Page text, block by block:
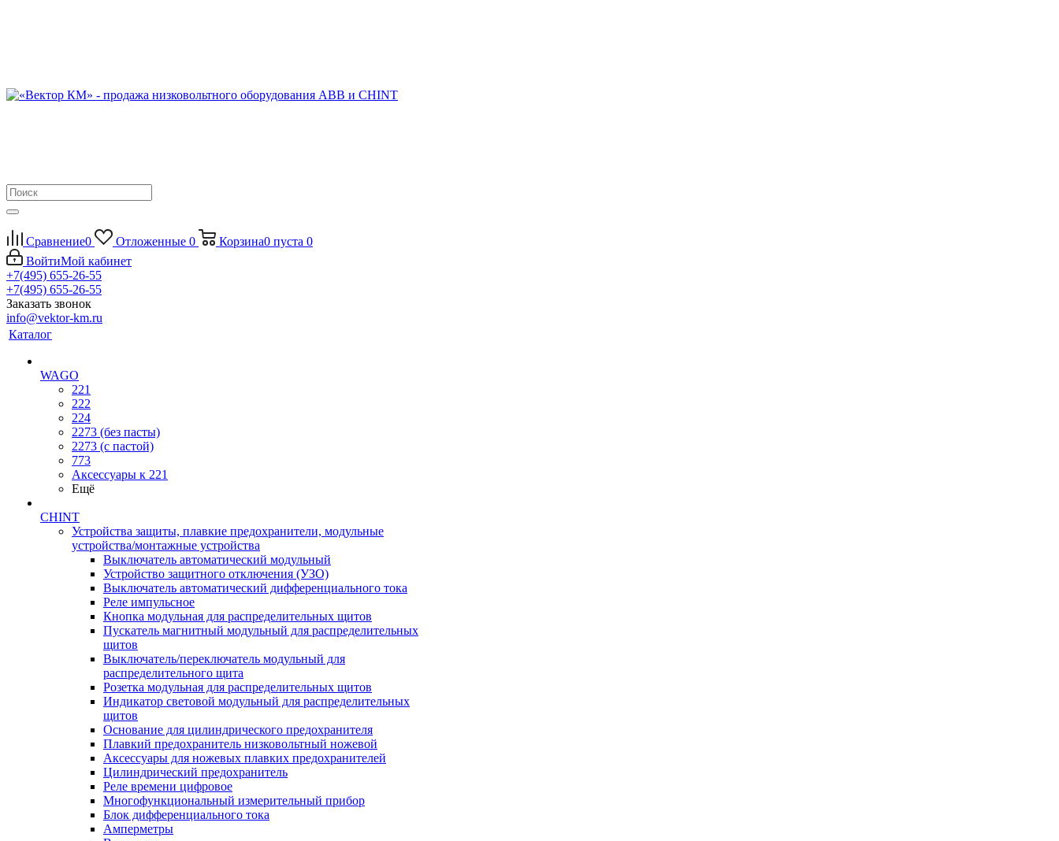
Сравнение0 Отложенные 0 Корзина0 пуста 0
ВойтиМой кабинет
+7(495) 655-26-55
+7(495) 655-26-55
Заказать звонок
info@vektor-km.ru
Каталог
WAGO
221
222
224
2273 (без пасты)
2273 (с пастой)
773
Аксессуары к 221
Ещё
CHINT
Устройства защиты, плавкие предохранители, модульные
устройства/монтажные устройства
Выключатель автоматический модульный
Устройство защитного отключения (УЗО)
Выключатель автоматический дифференциального тока
Реле импульсное
Кнопка модульная для распределительных щитов
Пускатель магнитный модульный для распределительных
щитов
Выключатель/переключатель модульный для
распределительного щита
Розетка модульная для распределительных щитов
Индикатор световой модульный для распределительных
щитов
Основание для цилиндрического предохранителя
Плавкий предохранитель низковольтный ножевой
Аксессуары для ножевых плавких предохранителей
Цилиндрический предохранитель
Реле времени цифровое
Многофункциональный измерительный прибор
Блок дифференциального тока
Амперметры